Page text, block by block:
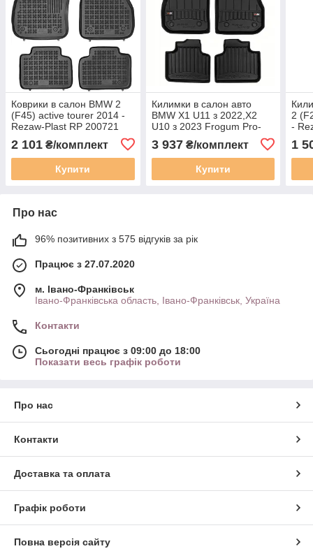
Коврики в салон BMW 2
(F45) active tourer 2014 -
Rezaw-Plast RP 200721
2 101 ₴/комплект
Купити
Килимки в салон авто
BMW X1 U11 з 2022,X2
U10 з 2023 Frogum Pro-
3 937₴/комплект
Купити
2
-
1
Про нас
96% позитивних з 575 відгуків за рік
Працює з 27.07.2020
м. Івано-Франківськ
Івано-Франківська область, Івано-Франківськ, Україна
Контакти
Сьогодні працює з 09:00 до 18:00
Показати весь графік роботи
Про нас
Контакти
Доставка та оплата
Графік роботи
Повна версія сайту